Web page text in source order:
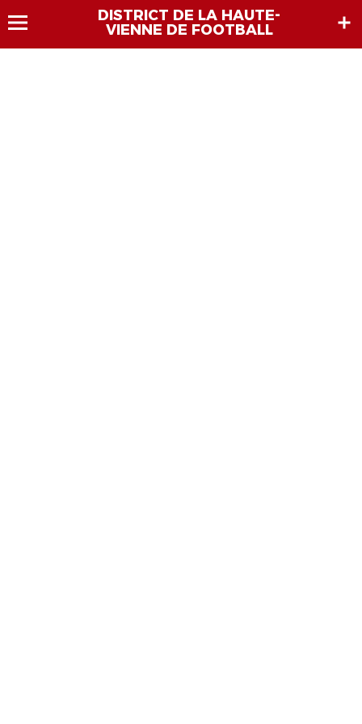
DISTRICT DE LA HAUTE-
VIENNE DE FOOTBALL